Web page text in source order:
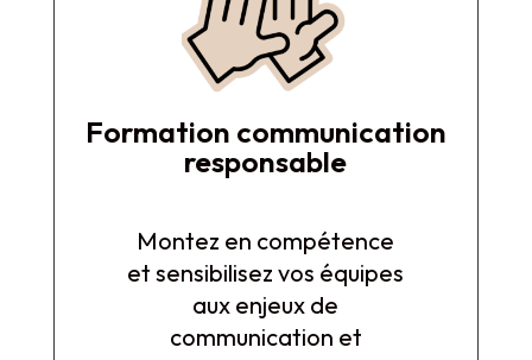
Formation communication
responsable
Montez en compétence
et sensibilisez vos équipes
aux enjeux de
communication et